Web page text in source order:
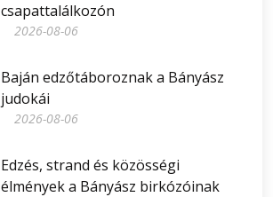
csapattalálkozón
2026-08-06
Baján edzőtáboroznak a Bányász
judokái
2026-08-06
Edzés, strand és közösségi
élmények a Bányász birkózóinak